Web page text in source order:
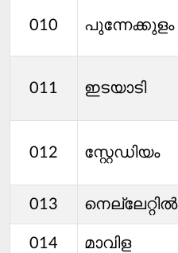
010 പുന്നേക്കുളം
011 ഇടയാടി
012 സ്റ്റേഡിയം
013 നെല്ലേറ്റിൽ
014 മാവിള